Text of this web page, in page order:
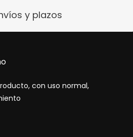
y plazos
con uso normal,